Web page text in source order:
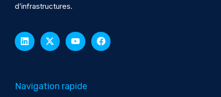
d’infrastructures.
Navigation rapide